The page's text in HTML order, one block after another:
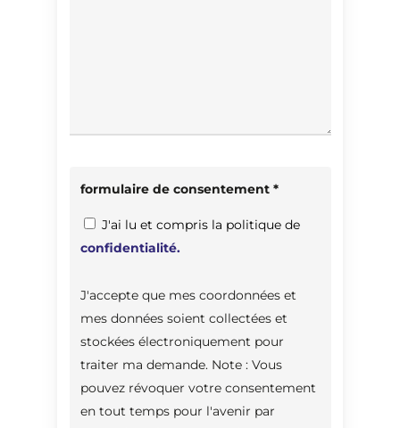
formulaire de consentement *
J'ai lu et compris la politique de
confidentialité.
J'accepte que mes coordonnées et
mes données soient collectées et
stockées électroniquement pour
traiter ma demande. Note : Vous
pouvez révoquer votre consentement
en tout temps pour l'avenir par